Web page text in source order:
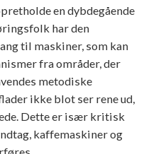
en dybdegående
har den
til maskiner, som kan
fra områder, der
metodiske
ikke blot ser rene ud,
Dette er især kritisk
kaffemaskiner og